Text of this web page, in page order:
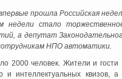
прошла Российская
недели стало
а депутат
НПО автоматики.
2000 человек. Жители и гости
и интеллектуальных квизов,